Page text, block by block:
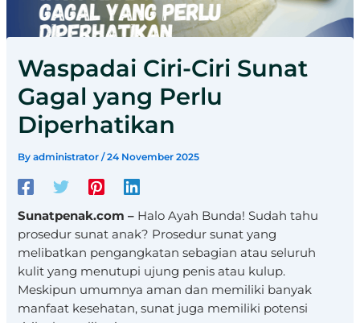
Waspadai Ciri-Ciri Sunat
Gagal yang Perlu
Diperhatikan
Byadministrator/24 November 2025
Sunatpenak.com – Halo Ayah Bunda! Sudah tahu
prosedur sunat anak? Prosedur sunat yang
melibatkan pengangkatan sebagian atau seluruh
kulit yang menutupi ujung penis atau kulup.
Meskipun umumnya aman dan memiliki banyak
manfaat kesehatan, sunat juga memiliki potensi